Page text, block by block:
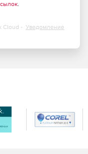
.
Cloud - Уведомление